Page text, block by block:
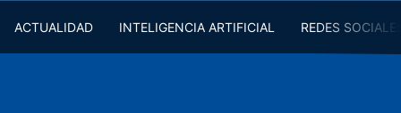
ACTUALIDAD INTELIGENCIA ARTIFICIAL REDES